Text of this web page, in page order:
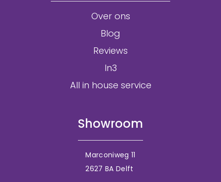
Over ons
Blog
Reviews
In3
All in house service
Showroom
Marconiweg 11
2627 BA Delft